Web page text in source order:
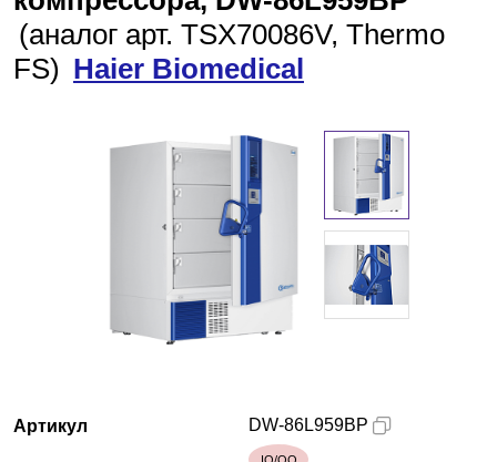
Красноярск
(аналог арт. TSX70086V, Thermo
FS) Haier Biomedical
Артикул DW-86L959BP
IQ/OQ